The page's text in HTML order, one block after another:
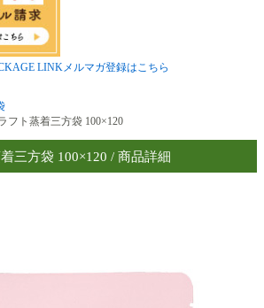
フト蒸着三方袋 100×120
三方袋 100×120 / 商品詳細